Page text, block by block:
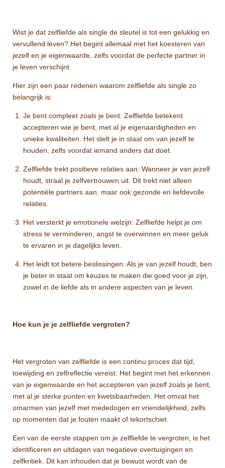
Wist je dat zelfliefde als single de sleutel is tot een gelukkig en
vervullend leven? Het begint allemaal met het koesteren van
jezelf en je eigenwaarde, zelfs voordat de perfecte partner in
je leven verschijnt.
Hier zijn een paar redenen waarom zelfliefde als single zo
belangrijk is:
Je bent compleet zoals je bent: Zelfliefde betekent
accepteren wie je bent, met al je eigenaardigheden en
unieke kwaliteiten. Het stelt je in staat om van jezelf te
houden, zelfs voordat iemand anders dat doet.
Zelfliefde trekt positieve relaties aan: Wanneer je van jezelf
houdt, straal je zelfvertrouwen uit. Dit trekt niet alleen
potentiële partners aan, maar ook gezonde en liefdevolle
relaties.
Het versterkt je emotionele welzijn: Zelfliefde helpt je om
stress te verminderen, angst te overwinnen en meer geluk
te ervaren in je dagelijks leven.
Het leidt tot betere beslissingen: Als je van jezelf houdt, ben
je beter in staat om keuzes te maken die goed voor je zijn,
zowel in de liefde als in andere aspecten van je leven.
Hoe kun je je zelfliefde vergroten?
Het vergroten van zelfliefde is een continu proces dat tijd,
toewijding en zelfreflectie vereist. Het begint met het erkennen
van je eigenwaarde en het accepteren van jezelf zoals je bent,
met al je sterke punten en kwetsbaarheden. Het omvat het
omarmen van jezelf met mededogen en vriendelijkheid, zelfs
op momenten dat je fouten maakt of tekortschiet.
Een van de eerste stappen om je zelfliefde te vergroten, is het
identificeren en uitdagen van negatieve overtuigingen en
zelfkritiek. Dit kan inhouden dat je bewust wordt van de